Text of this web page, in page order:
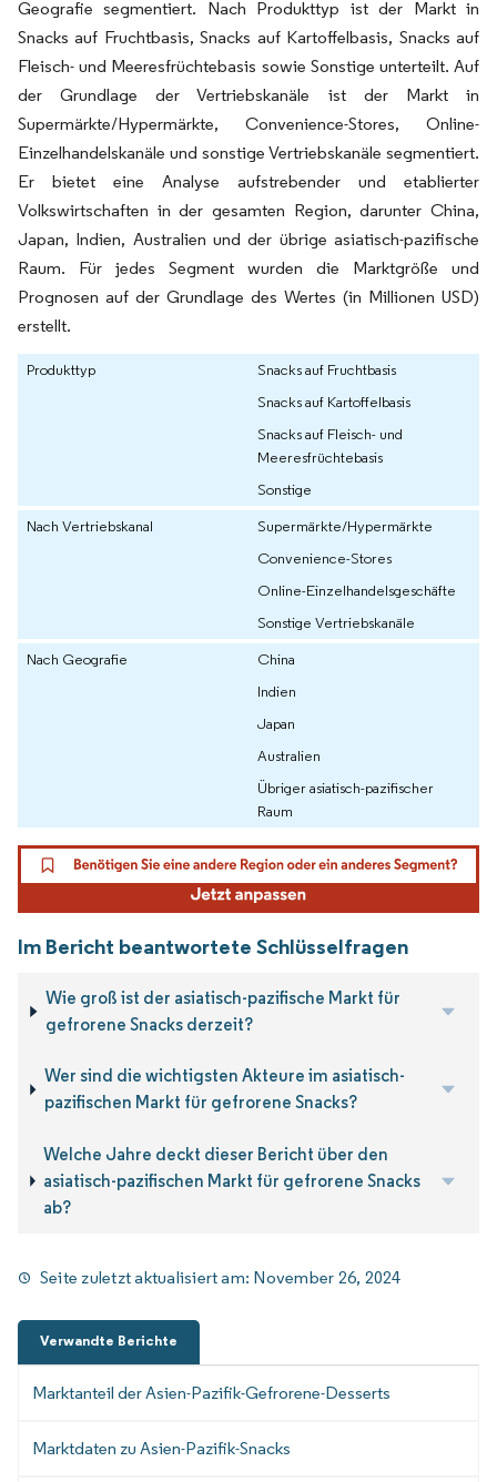
Geografie segmentiert. Nach Produkttyp ist der Markt in
Snacks auf Fruchtbasis, Snacks auf Kartoffelbasis, Snacks auf
Fleisch- und Meeresfrüchtebasis sowie Sonstige unterteilt. Auf
der Grundlage der Vertriebskanäle ist der Markt in
Supermärkte/Hypermärkte, Convenience-Stores, Online-
Einzelhandelskanäle und sonstige Vertriebskanäle segmentiert.
Er bietet eine Analyse aufstrebender und etablierter
Volkswirtschaften in der gesamten Region, darunter China,
Japan, Indien, Australien und der übrige asiatisch-pazifische
Raum. Für jedes Segment wurden die Marktgröße und
Prognosen auf der Grundlage des Wertes (in Millionen USD)
erstellt.
Produkttyp
Snacks auf Fruchtbasis
Snacks auf Kartoffelbasis
Snacks auf Fleisch- und
Meeresfrüchtebasis
Sonstige
Nach Vertriebskanal
Supermärkte/Hypermärkte
Convenience-Stores
Online-Einzelhandelsgeschäfte
Sonstige Vertriebskanäle
Nach Geografie
China
Indien
Japan
Australien
Übriger asiatisch-pazifischer
Raum
Im Bericht beantwortete Schlüsselfragen
Wie groß ist der asiatisch-pazifische Markt für
gefrorene Snacks derzeit?
Wer sind die wichtigsten Akteure im asiatisch-
pazifischen Markt für gefrorene Snacks?
Welche Jahre deckt dieser Bericht über den
asiatisch-pazifischen Markt für gefrorene Snacks
ab?
Seite zuletzt aktualisiert am: November 26, 2024
Verwandte Berichte
Marktanteil der Asien-Pazifik-Gefrorene-Desserts
Marktdaten zu Asien-Pazifik-Snacks